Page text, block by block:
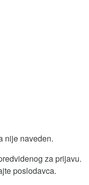
nije naveden.
za prijavu.
poslodavca.